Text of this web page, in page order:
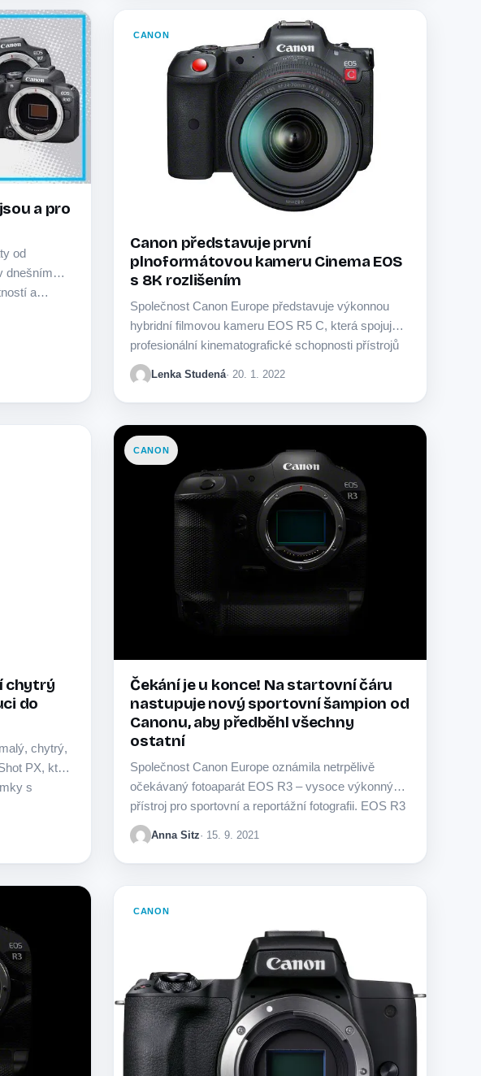
a pro
od
dnešním
a…
CANON
Canon představuje první
plnoformátovou kameru Cinema EOS
s 8K rozlišením
Společnost Canon Europe představuje výkonnou
hybridní filmovou kameru EOS R5 C, která spojuje
profesionální kinematografické schopnosti přístrojů
řady Cinema EOS s fotografickými…
Lenka Studená· 20. 1. 2022
chytrý
do
chytrý,
PX, který
s
CANON
Čekání je u konce! Na startovní čáru
nastupuje nový sportovní šampion od
Canonu, aby předběhl všechny
ostatní
Společnost Canon Europe oznámila netrpělivě
očekávaný fotoaparát EOS R3 – vysoce výkonný
přístroj pro sportovní a reportážní fotografii. EOS R3
spojuje tradice…
Anna Sitz· 15. 9. 2021
CANON